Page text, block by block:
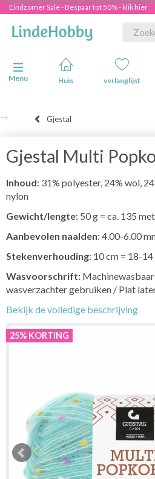
Eindzomer Sale - Bespaar tot 50% - klik hier
Navigatie in-/uitschakelen
Menu
Huis verlanglijst
Gjestal
Gjestal Multi
Inhoud: 31% polyester, 24% wol,
nylon
Gewicht/lengte: 50 g = ca. 135
Aanbevolen naalden: 4.00-6.00
Stekenverhouding: 10 cm = 18-
Wasvoorschrift:
wasverzachter gebruiken / Plat
Bekijk de volledige beschrijving
25% KORTING